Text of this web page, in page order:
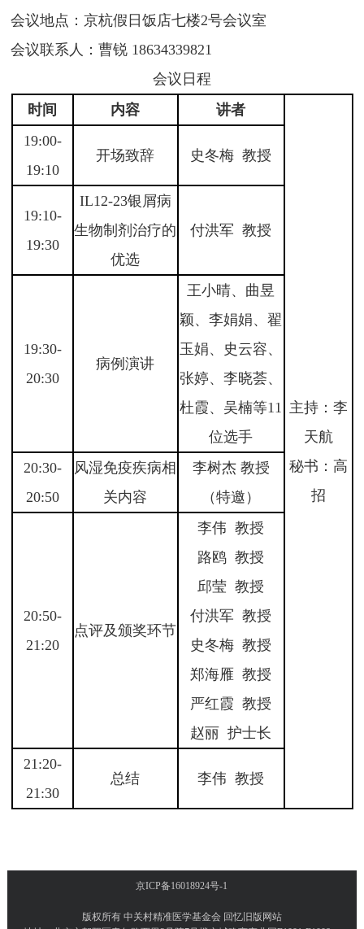
会议地点：京杭假日饭店七楼2号会议室
会议联系人：曹锐 18634339821
会议日程
时间
内容 讲者
主持：李
天航
秘书：高
招
19:00-
19:10
开场致辞 史冬梅 教授
19:10-
19:30
IL12-23银屑病
生物制剂治疗的
优选
付洪军 教授
19:30-
20:30
病例演讲
王小晴、曲昱
颖、李娟娟、翟
玉娟、史云容、
张婷、李晓荟、
杜霞、吴楠等11
位选手
20:30-
20:50
风湿免疫疾病相
关内容
李树杰 教授
（特邀）
20:50-
21:20
点评及颁奖环节
李伟 教授
路鸥 教授
邱莹 教授
付洪军 教授
史冬梅 教授
郑海雁 教授
严红霞 教授
赵丽 护士长
21:20-
21:30
总结 李伟 教授
京ICP备16018924号-1
版权所有 中关村精准医学基金会 回忆旧版网站